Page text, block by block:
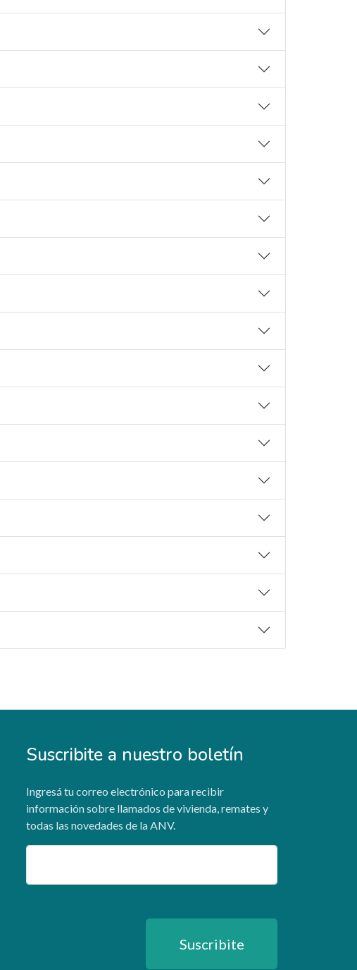
Suscribite a nuestro boletín
Ingresá tu correo electrónico para recibir
información sobre llamados de vivienda, remates y
todas las novedades de la ANV.
Email
Suscribite